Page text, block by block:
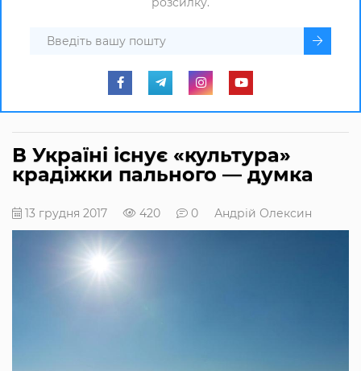
В Україні існує «культура»
крадіжки пального — думка
13 грудня 2017 420 0 Андрій Олексин